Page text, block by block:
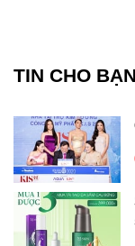
TIN CHO BẠN